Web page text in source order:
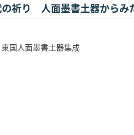
の祈り 人面墨書土器からみ
国人面墨書土器集成